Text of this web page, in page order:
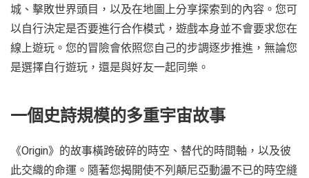
城、擊敗世界頭目，以及在地圖上分享探索到的內容。您可
以自行決定是否要進行合作模式，遊戲本身並不會要求您在
線上遊玩。您的冒險會依照您自己的步調逐步推進，無論您
是選擇自行遊玩，還是與好友一起同樂。
一個史詩規模的多重宇宙故事
《Origin》的故事橫跨破碎的時空、替代的時間軸，以及彼
此交織的命運。隨著您揭開使不列顛尼亞動盪不已的時空縫